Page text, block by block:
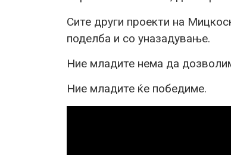
Сите други проекти на
поделба и со уназадување.
Ние младите нема да
Ние младите ќе победиме.